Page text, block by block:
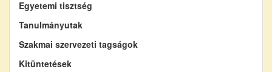
Egyetemi tisztség
Tanulmányutak
Szakmai szervezeti tagságok
Kitüntetések